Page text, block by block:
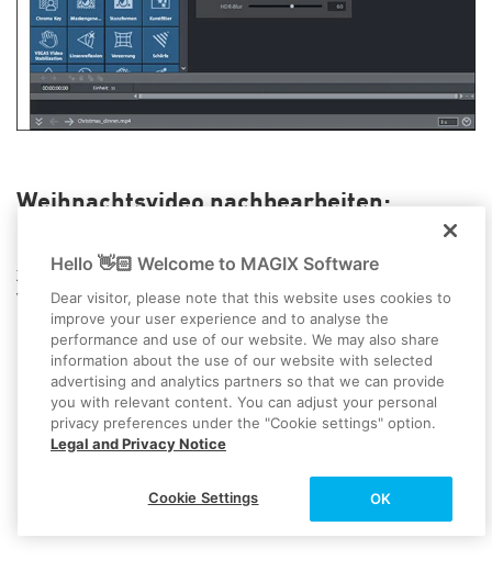
Weihnachtsvideo nachbearbeiten:
Zum Schluss kümmern Sie sich noch um die Ästhetik Ihres
Weihnachtsvideos und optimieren bei Bedarf die Bildqualität.
Wählen Sie im Projektfenster ein Video oder Foto aus, öffnen Sie
den Effekte-Reiter im Media Pool und suchen Sie einen
passenden Effekt. Nutzen Sie auch die bequemen 1-Klick-
Optimierungsfunktionen in den Effekten "Helligkeit/Kontrast"
und "Farbe".
Zittrige oder verwackelte Bilder begradigen Sie mit der "VEGAS
ebenfalls in den Videoeffekten.
Hello 👋🏻 Welcome to MAGIX Software
Dear visitor, please note that this website uses cookies to
improve your user experience and to analyse the
performance and use of our website. We may also share
information about the use of our website with selected
advertising and analytics partners so that we can provide
you with relevant content. You can adjust your personal
privacy preferences under the "Cookie settings" option.
Legal and Privacy Notice
OK
Cookie Settings